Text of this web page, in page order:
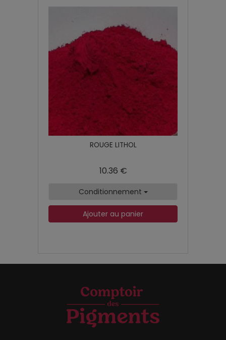
ROUGE LITHOL
10.36 €
Conditionnement
Ajouter au panier